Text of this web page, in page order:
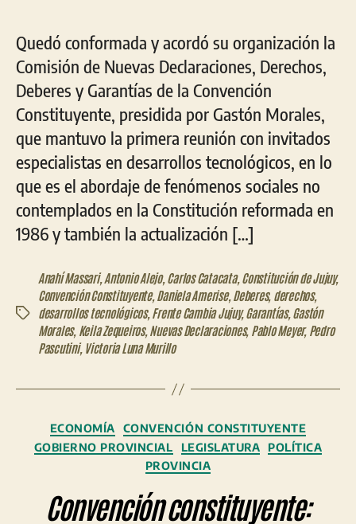
Quedó conformada y acordó su organización la
Comisión de Nuevas Declaraciones, Derechos,
Deberes y Garantías de la Convención
Constituyente, presidida por Gastón Morales,
que mantuvo la primera reunión con invitados
especialistas en desarrollos tecnológicos, en lo
que es el abordaje de fenómenos sociales no
contemplados en la Constitución reformada en
1986 y también la actualización […]
Etiquetas
Anahí Massari, Antonio Alejo, Carlos Catacata, Constitución de Jujuy,
Convención Constituyente, Daniela Amerise, Deberes, derechos,
desarrollos tecnológicos, Frente Cambia Jujuy,Garantías, Gastón
Morales, Keila Zequeiros, Nuevas Declaraciones, Pablo Meyer, Pedro
Pascutini, Victoria Luna Murillo
Categorías
ECONOMÍA
CONVENCIÓN CONSTITUYENTE
GOBIERNO PROVINCIAL
LEGISLATURA
POLÍTICA
PROVINCIA
Convención constituyente: